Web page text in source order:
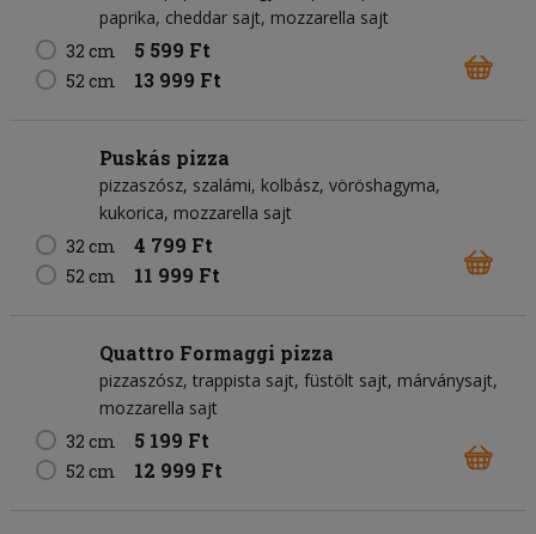
paprika cheddar sajt mozzarella sajt
32 cm
5 599 Ft
52 cm 13 999 Ft
Puskás pizza
pizzaszósz szalámi kolbász vöröshagyma
kukorica mozzarella sajt
32 cm
4 799 Ft
52 cm 11 999 Ft
Quattro Formaggi pizza
pizzaszósz trappista sajt füstölt sajt márványsajt
mozzarella sajt
32 cm
5 199 Ft
52 cm 12 999 Ft